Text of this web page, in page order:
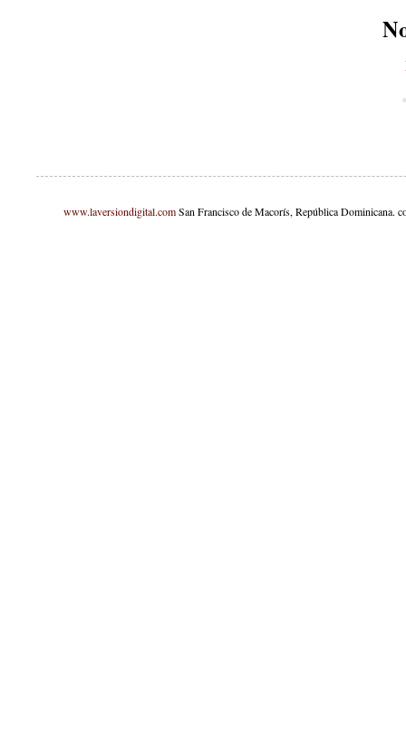
www.laversiondigital.comSan Francisco de Macorís, República Dominicana.